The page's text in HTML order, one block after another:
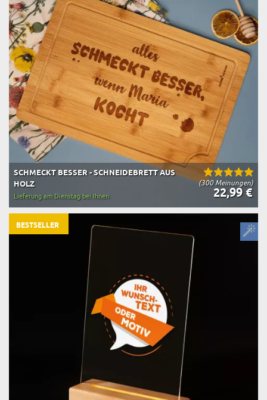
(300 Meinungen)
SCHMECKT BESSER - SCHNEIDEBRETT AUS
HOLZ
22,99 €
Lieferung am Dienstag bei Ihnen
BESTSELLER